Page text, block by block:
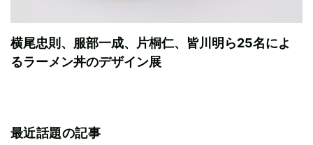
横尾忠則、服部一成、片桐仁、皆川明ら25名によ
るラーメン丼のデザイン展
最近話題の記事